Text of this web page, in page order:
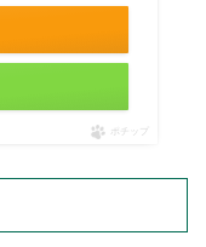
ポチップ